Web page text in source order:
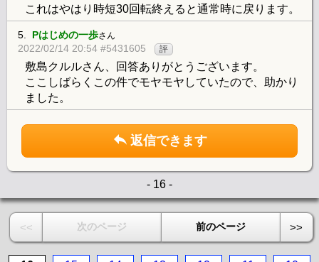
これはやはり時短30回転終えると通常時に戻ります。
5. Pはじめの一歩さん
2022/02/14 20:54 #5431605 評
敷島クルルさん、回答ありがとうございます。
ここしばらくこの件でモヤモヤしていたので、助かり
ました。
返信できます
- 16 -
<< 次のページ 前のページ >>